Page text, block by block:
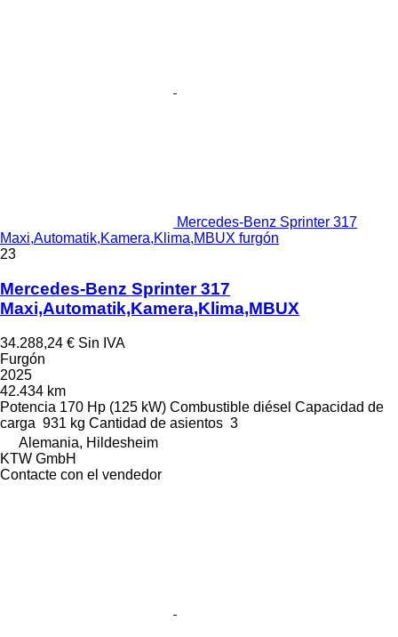
Mercedes-Benz Sprinter 317
Maxi,Automatik,Kamera,Klima,MBUX furgón
23
Mercedes-Benz Sprinter 317
Maxi,Automatik,Kamera,Klima,MBUX
34.288,24 € Sin IVA
Furgón
2025
42.434 km
Potencia 170 Hp (125 kW) Combustible diésel Capacidad de
carga 931 kg Cantidad de asientos 3
Alemania, Hildesheim
KTW GmbH
Contacte con el vendedor